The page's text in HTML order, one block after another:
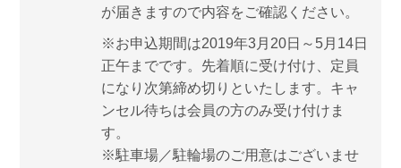
が届きますので内容をご確認ください。
※お申込期間は2019年3月20日～5月14日
正午までです。先着順に受け付け、定員
になり次第締め切りといたします。キャ
ンセル待ちは会員の方のみ受け付けま
す。
※駐車場／駐輪場のご用意はございませ